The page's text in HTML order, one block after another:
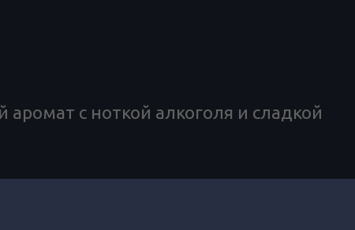
с ноткой алкоголя и сладкой